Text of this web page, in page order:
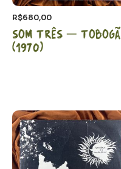
R$680,00
Som Três – Tobogã
(1970)